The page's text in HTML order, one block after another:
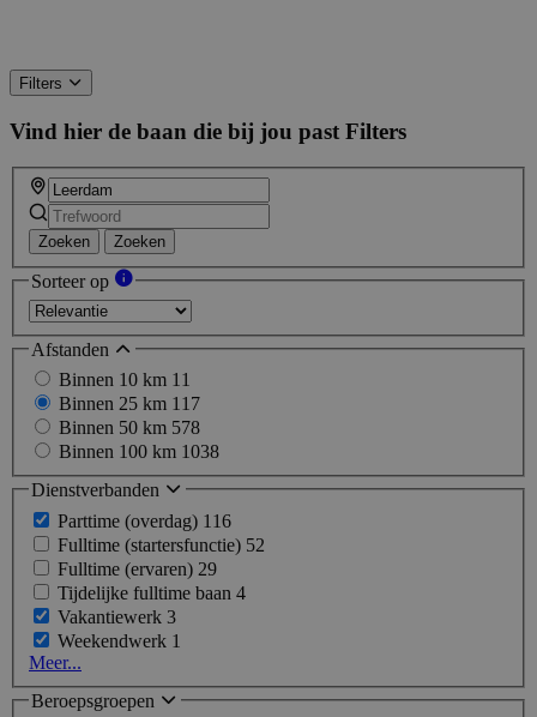
Filters
Vind hier de baan die bij jou past Filters
Zoeken Zoeken
Sorteer op
Afstanden
Binnen 10 km 11
Binnen 25 km 117
Binnen 50 km 578
Binnen 100 km 1038
Dienstverbanden
Parttime (overdag) 116
Fulltime (startersfunctie) 52
Fulltime (ervaren) 29
Tijdelijke fulltime baan 4
Vakantiewerk 3
Weekendwerk 1
Meer...
Beroepsgroepen